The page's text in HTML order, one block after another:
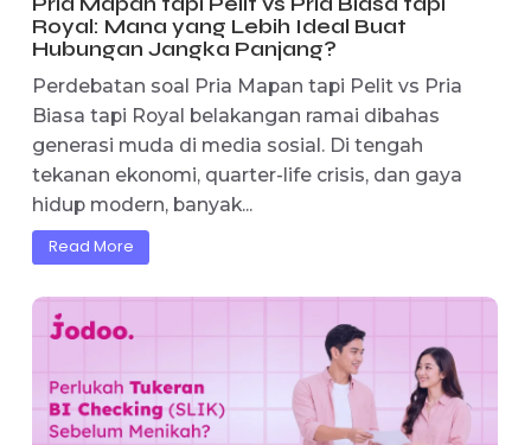
11 Juni 2026- No Comments
Pria Mapan tapi Pelit vs Pria Biasa tapi
Royal: Mana yang Lebih Ideal Buat
Hubungan Jangka Panjang?
Perdebatan soal Pria Mapan tapi Pelit vs Pria
Biasa tapi Royal belakangan ramai dibahas
generasi muda di media sosial. Di tengah
tekanan ekonomi, quarter-life crisis, dan gaya
Read More